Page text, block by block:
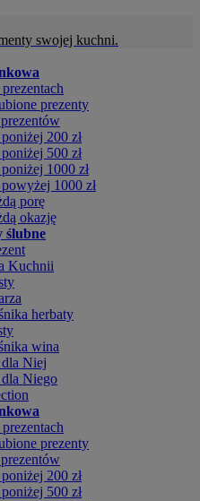
swojej kuchni.
prezenty
200 zł
500 zł
1000 zł
1000 zł
porę
okazję
ślubne
Kuchnii
herbaty
wina
Niej
Niego
prezenty
200 zł
500 zł